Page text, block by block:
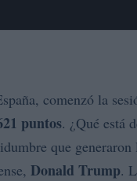
comenzó la
puntos. ¿Qué está
que generaron
Donald Trump.